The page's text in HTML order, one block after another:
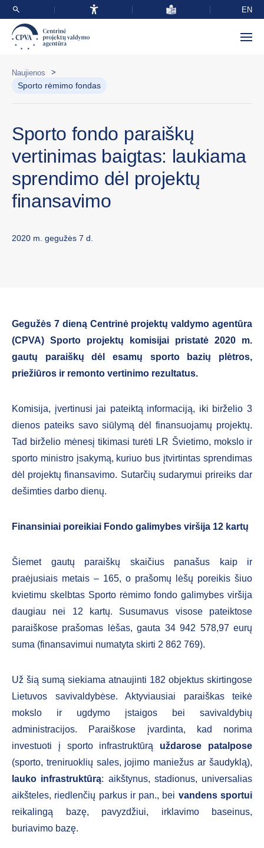
EN
Naujienos >
Sporto rėmimo fondas
Sporto fondo paraiškų
vertinimas baigtas: laukiama
sprendimo dėl projektų
finansavimo
2020 m. gegužės 7 d.
Gegužės 7 dieną Centrinė projektų valdymo agentūra
(CPVA) Sporto projektų komisijai pristatė 2020 m.
gautų paraiškų dėl esamų sporto bazių plėtros,
priežiūros ir remonto vertinimo rezultatus.
Komisija, įvertinusi jai pateiktą informaciją, iki birželio 3
dienos pateiks savo siūlymą dėl finansuojamų projektų.
Tad birželio mėnesį tikimasi turėti LR Švietimo, mokslo ir
sporto ministro įsakymą, kuriuo bus įtvirtintas sprendimas
dėl projektų finansavimo. Sutarčių sudarymui prireiks dar
dešimties darbo dienų.
Finansiniai poreikiai Fondo galimybes viršija 12 kartų
Šiemet gautų paraiškų skaičius panašus kaip ir
praėjusiais metais – 165, o prašomų lėšų poreikis šiuo
kvietimu skelbtas Sporto rėmimo fondo galimybes viršija
daugiau nei 12 kartų. Susumavus visose pateiktose
paraiškose prašomas lėšas, gauta 34 942 578,97 eurų
suma (finansavimui numatyta skirti 2 862 769).
Už šią sumą siekiama atnaujinti 182 objektus skirtingose
Lietuvos savivaldybėse. Aktyviausiai paraiškas teikė
mokslo ir ugdymo įstaigos bei savivaldybių
administracijos. Paraiškose įvardinta, kad norima
investuoti į sporto infrastruktūrą uždarose patalpose
(sporto, treniruoklių sales, jojimo maniežus ar šaudyklą),
lauko infrastruktūrą: aikštynus, stadionus, universalias
aikšteles, riedlenčių parkus ir pan., bei vandens sportui
reikalingą bazę, pavyzdžiui, irklavimo baseinus,
buriavimo bazę.